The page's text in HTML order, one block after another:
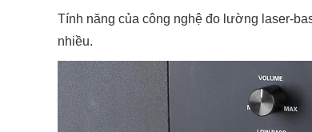
Tính năng của công nghệ đo lường laser-
nhiều.